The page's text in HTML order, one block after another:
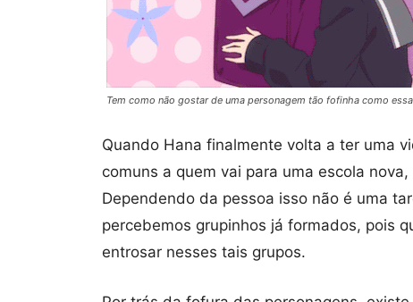
Tem como não gostar de uma personagem tão fofinha como
Quando Hana finalmente volta a ter uma
comuns a quem vai para uma escola
Dependendo da pessoa isso não é uma
percebemos grupinhos já formados, pois
entrosar nesses tais grupos.